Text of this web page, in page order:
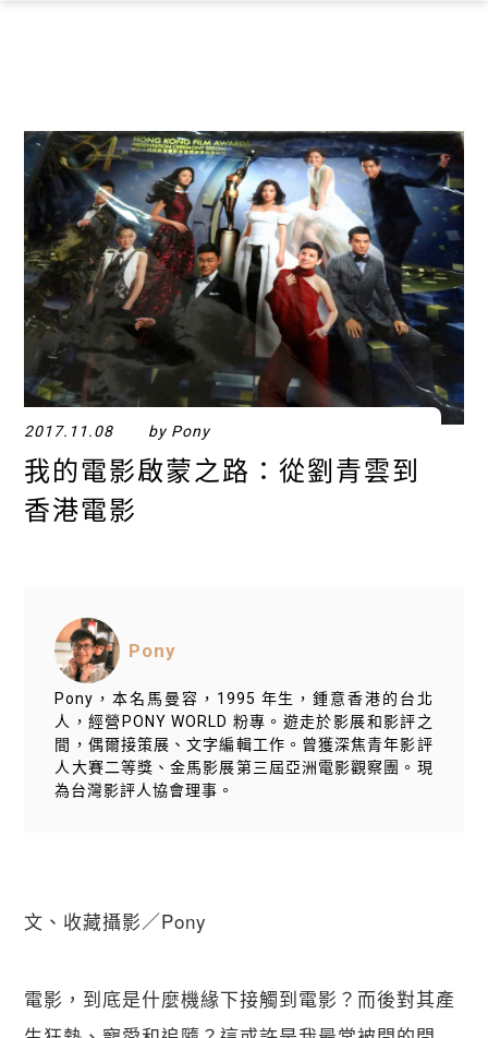
2017.11.08 by Pony
我的電影啟蒙之路：從劉青雲到
香港電影
Pony
Pony，本名馬曼容，1995 年生，鍾意香港的台北
人，經營PONY WORLD 粉專。遊走於影展和影評之
間，偶爾接策展、文字編輯工作。曾獲深焦青年影評
人大賽二等獎、金馬影展第三屆亞洲電影觀察團。現
為台灣影評人協會理事。
文、收藏攝影／Pony
電影，到底是什麼機緣下接觸到電影？而後對其產